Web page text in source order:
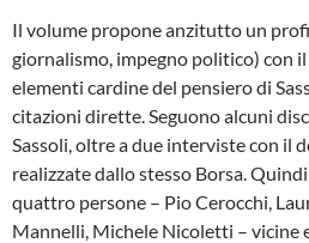
Il volume propone anzitutto un
giornalismo, impegno politico) con
elementi cardine del pensiero di
citazioni dirette. Seguono alcuni
Sassoli, oltre a due interviste con il
realizzate dallo stesso Borsa.
quattro persone – Pio Cerocchi,
Mannelli, Michele Nicoletti – vicine